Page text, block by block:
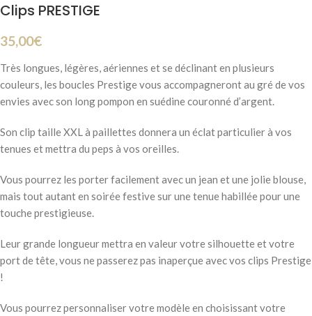
Clips PRESTIGE
35,00€
Très longues, légères, aériennes et se déclinant en plusieurs
couleurs, les boucles Prestige vous accompagneront au gré de vos
envies avec son long pompon en suédine couronné d’argent.
Son clip taille XXL à paillettes donnera un éclat particulier à vos
tenues et mettra du peps à vos oreilles.
Vous pourrez les porter facilement avec un jean et une jolie blouse,
mais tout autant en soirée festive sur une tenue habillée pour une
touche prestigieuse.
Leur grande longueur mettra en valeur votre silhouette et votre
port de tête, vous ne passerez pas inaperçue avec vos clips Prestige
!
Vous pourrez personnaliser votre modèle en choisissant votre